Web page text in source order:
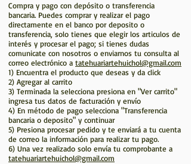
Compra y pago con depósito o transferencia
bancaria. Puedes comprar y realizar el pago
directamente en el banco por deposito o
transferencia, solo tienes que elegir los articulos de
interés y procesar el pago; si tienes dudas
comunicate con nosotros o enviarnos tu consulta al
correo electrónico a tatehuariartehuichol@gmail.com
1) Encuentra el producto que deseas y da click
2) Agregar al carrito
3) Terminada la selecciona presiona en "Ver carrito"
ingresa tus datos de facturación y envío
4) En método de pago selecciona "Transferencia
bancaria o deposito" y continuar
5) Presiona procesar pedido y te enviará a tu cuenta
de correo la información para realizar tu pago.
6) Una vez realizado solo envía tu comprobante a
tatehuariartehuichol@gmail.com